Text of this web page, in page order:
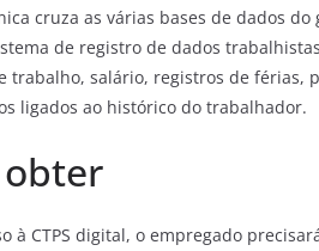
cruza as várias bases de dados
de registro de dados
trabalho, salário, registros de férias,
ligados ao histórico do trabalhador.
à CTPS digital, o empregado